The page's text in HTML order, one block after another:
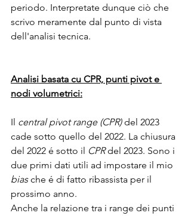
periodo. Interpretate dunque ciò che
scrivo meramente dal punto di vista
dell'analisi tecnica.
Analisi basata cu CPR, punti pivot e
nodi volumetrici:
Il central pivot range (CPR) del 2023
cade sotto quello del 2022. La chiusura
del 2022 é sotto il CPR del 2023. Sono i
due primi dati utili ad impostare il mio
bias che é di fatto ribassista per il
prossimo anno.
Anche la relazione tra i range dei punti